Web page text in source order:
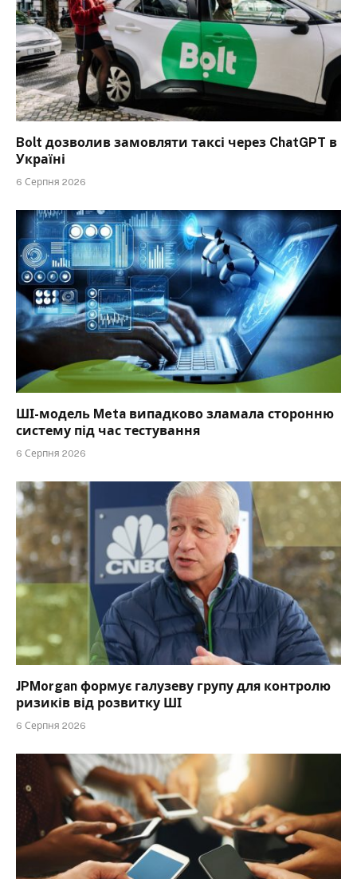
Bolt дозволив замовляти таксі через ChatGPT в
Україні
6 Серпня 2026
ШІ-модель Meta випадково зламала сторонню
систему під час тестування
6 Серпня 2026
JPMorgan формує галузеву групу для контролю
ризиків від розвитку ШІ
6 Серпня 2026